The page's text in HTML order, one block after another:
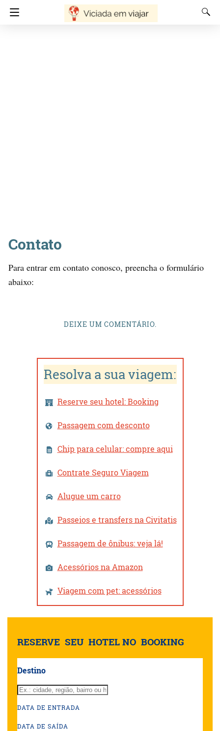
Contato
Para entrar em contato conosco, preencha o formulário
abaixo:
DEIXE UM COMENTÁRIO.
Resolva a sua viagem:
Reserve seu hotel: Booking
Passagem com desconto
Chip para celular: compre aqui
Contrate Seguro Viagem
Alugue um carro
Passeios e transfers na Civitatis
Passagem de ônibus: veja lá!
Acessórios na Amazon
Viagem com pet: acessórios
RESERVE ​ ​SEU ​ ​HOTEL NO ​ ​BOOKING
Destino
DATA DE ENTRADA
DATA DE SAÍDA